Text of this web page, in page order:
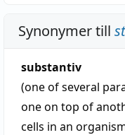
Synonymer till
substantiv
(one of several
one on top of
cells in an